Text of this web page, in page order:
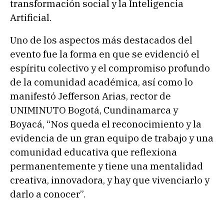
transformación social y la Inteligencia
Artificial.
Uno de los aspectos más destacados del
evento fue la forma en que se evidenció el
espíritu colectivo y el compromiso profundo
de la comunidad académica, así como lo
manifestó Jefferson Arias, rector de
UNIMINUTO Bogotá, Cundinamarca y
Boyacá, “Nos queda el reconocimiento y la
evidencia de un gran equipo de trabajo y una
comunidad educativa que reflexiona
permanentemente y tiene una mentalidad
creativa, innovadora, y hay que vivenciarlo y
darlo a conocer”.